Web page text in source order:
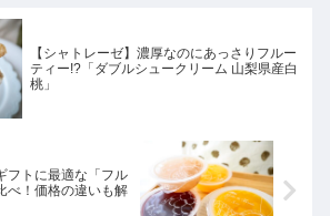
【シャトレーゼ】濃厚なのにあっさりフルー
ティー!?「ダブルシュークリーム 山梨県産白
桃」
フトに最適な「フル
べ！価格の違いも解